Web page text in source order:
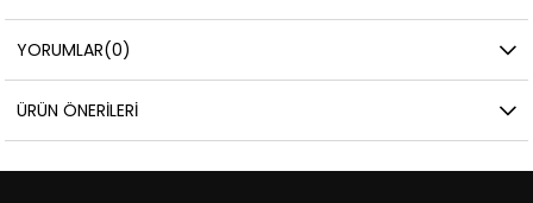
YORUMLAR(0)
ÜRÜN ÖNERILERI